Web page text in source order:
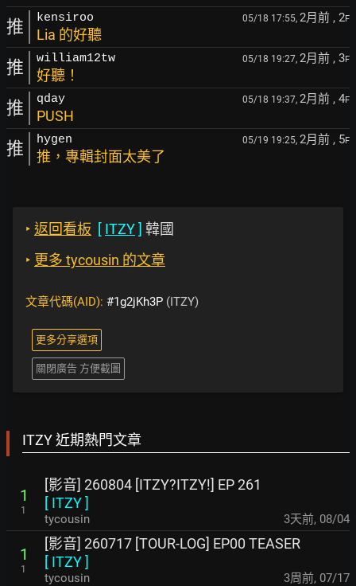
推 kensiroo 05/18 17:55, 2月前 , 2F
Lia 的好聽
推 william12tw 05/18 19:27, 2月前 , 3F
好聽！
推 qday 05/18 19:37, 2月前 , 4F
PUSH
推 hygen 05/19 19:25, 2月前 , 5F
推，專輯封面太美了
‣ 返回看板 [ ITZY] 韓國
‣ 更多 tycousin 的文章
文章代碼(AID): #1g2jKh3P (ITZY)
更多分享選項
關閉廣告 方便截圖
ITZY 近期熱門文章
1
1
[影音] 260804 [ITZY?ITZY!] EP 261
[ ITZY]
tycousin 3天前, 08/04
1
1
[影音] 260717 [TOUR-LOG] EP00 TEASER
[ ITZY]
tycousin 3周前, 07/17